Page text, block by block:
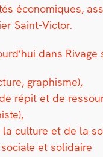
économiques,
Saint-Vic­tor.
dans Rivage
graphisme),
répit et de
cul­ture et de la
et sol­idaire